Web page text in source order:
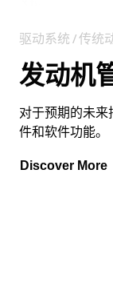
驱动系统 / 传统
发动机
对于预期的未
件和软件功能。
Discover More